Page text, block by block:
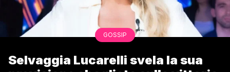
GOSSIP
Selvaggia Lucarelli svela la sua